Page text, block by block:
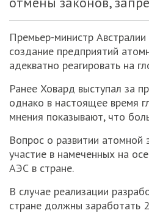
Премьер-министр
создание предприятий
адекватно реагировать на
Ранее Ховард выступал за
однако в настоящее время
мнения показывают, что
Вопрос о развитии атомной
участие в намеченных на
АЭС в стране.
В случае реализации
стране должны заработать